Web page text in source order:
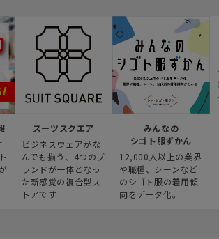
スーツスクエア
ビジネスウェアがな
んでも揃う、4つのブ
ランドが一体となっ
た新感覚の複合型ス
トアです
みんなの
シゴト服ずかん
12,000人以上の業界
や職種、シーンなど
のシゴト服の着用傾
向をデータ化。